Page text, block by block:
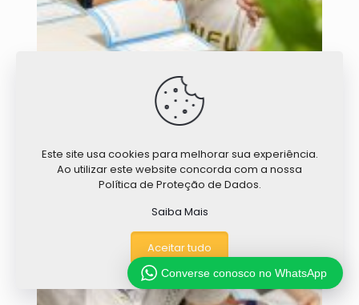
Este site usa cookies para melhorar sua experiência.
Ao utilizar este website concorda com a nossa
Política de Proteção de Dados.
Saiba Mais
Aceitar tudo
Converse conosco no WhatsApp